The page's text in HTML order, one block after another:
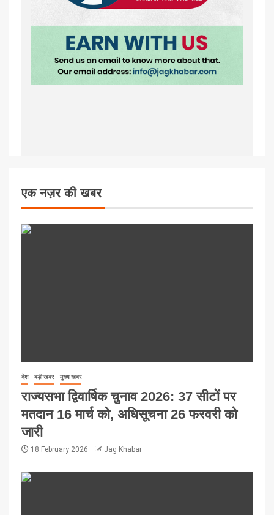
एक नज़र की खबर
देश बड़ी खबर मुख्य खबर
राज्यसभा द्विवार्षिक चुनाव 2026: 37 सीटों पर
मतदान 16 मार्च को, अधिसूचना 26 फरवरी को
जारी
18 February 2026 Jag Khabar